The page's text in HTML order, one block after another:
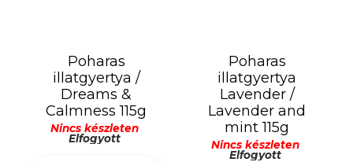
Poharas
illatgyertya /
Dreams &
Calmness 115g
Nincs készleten
Elfogyott
Poharas
illatgyertya
Lavender /
Lavender and
mint 115g
Nincs készleten
Elfogyott